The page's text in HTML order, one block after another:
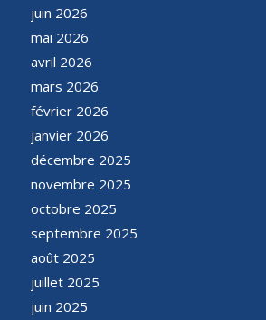
juin 2026
mai 2026
avril 2026
mars 2026
février 2026
janvier 2026
décembre 2025
novembre 2025
octobre 2025
septembre 2025
août 2025
juillet 2025
juin 2025